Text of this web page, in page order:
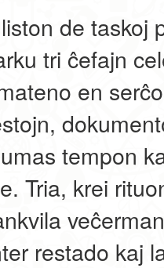
de taskoj
tri ĉefajn
en
tempon
Tria, krei
restado kaj